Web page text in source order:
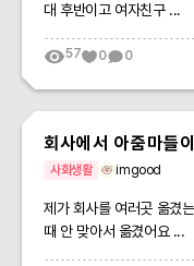
대 후반이고 여자친구 ...
57 0 0
회사에서 아줌마들
요
사회생활 imgood
제가 회사를 여러곳 옮겼
때 안 맞아서 옮겼어요 ...